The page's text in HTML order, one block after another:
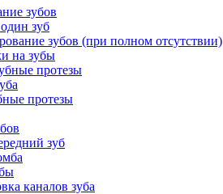
зубов
зуб
зубов (при полном отсутствии)
на зубы
протезы
протезы
зуб
каналов зуба